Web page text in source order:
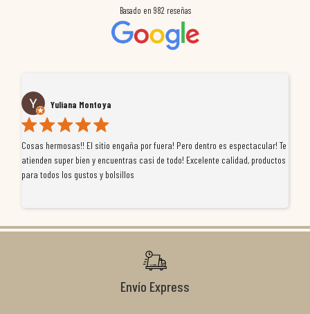
Basado en 982reseñas
Yuliana Montoya
Cosas hermosas!! El sitio engaña por fuera! Pero dentro es espectacular! Te
atienden super bien y encuentras casi de todo! Excelente calidad, productos
para todos los gustos y bolsillos
Envío Express